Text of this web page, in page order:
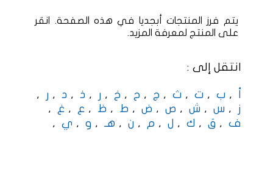
يتم فرز المنتجات أبجديا في هذه الصفحة. انقر
على المنتج لمعرفة المزيد.
انتقل إلى :
, ب , ت , ث , ج , ح , خ , ر , ذ , د , ر
,
ز
, س , ش , ص , ض , ط , ظ , ع , غ ,
ف , ق , ك , ل , م , ن , هـ , و , ي ,